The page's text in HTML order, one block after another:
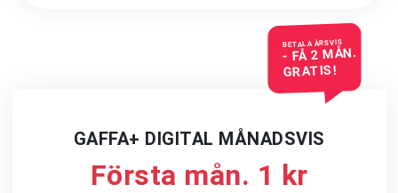
BETALA ÅRSVIS
- FÅ 2 MÅN.
GRATIS!
GAFFA+ DIGITAL MÅNADSVIS
Första mån. 1 kr